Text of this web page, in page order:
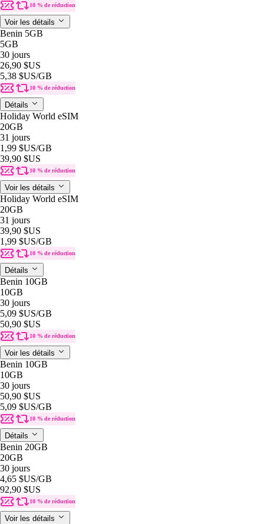
10 % de réduction
Voir les détails
Benin 5GB
5GB
30 jours
26,90 $US
5,38 $US/GB
10 % de réduction
Détails
Holiday World eSIM
20GB
31 jours
1,99 $US/GB
39,90 $US
10 % de réduction
Voir les détails
Holiday World eSIM
20GB
31 jours
39,90 $US
1,99 $US/GB
10 % de réduction
Détails
Benin 10GB
10GB
30 jours
5,09 $US/GB
50,90 $US
10 % de réduction
Voir les détails
Benin 10GB
10GB
30 jours
50,90 $US
5,09 $US/GB
10 % de réduction
Détails
Benin 20GB
20GB
30 jours
4,65 $US/GB
92,90 $US
10 % de réduction
Voir les détails